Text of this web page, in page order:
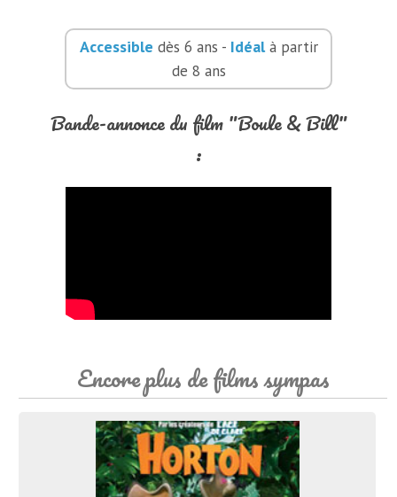
Accessible dès 6 ans - Idéalà partir
de 8 ans
Bande-annonce du film "Boule & Bill"
:
Encore plus de films sympas